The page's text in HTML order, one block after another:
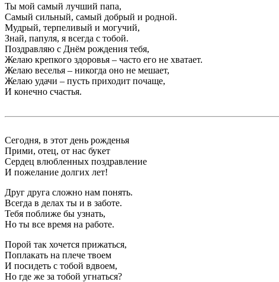
Ты мой самый лучший папа,
Самый сильный, самый добрый и родной.
Мудрый, терпеливый и могучий,
Знай, папуля, я всегда с тобой.
Поздравляю с Днём рождения тебя,
Желаю крепкого здоровья – часто его не хватает.
Желаю веселья – никогда оно не мешает,
Желаю удачи – пусть приходит почаще,
И конечно счастья.
Сегодня, в этот день рожденья
Прими, отец, от нас букет
Сердец влюбленных поздравление
И пожелание долгих лет!
Друг друга сложно нам понять.
Всегда в делах ты и в заботе.
Тебя поближе бы узнать,
Но ты все время на работе.
Порой так хочется прижаться,
Поплакать на плече твоем
И посидеть с тобой вдвоем,
Но где же за тобой угнаться?